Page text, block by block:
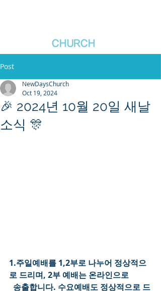
CHURCH
Post
🎉 2024년 10월 20일 새날
소식 🎊
NewDaysChurch
Oct 19, 2024
1.주일예배를 1,2부로 나누어 정상적으
로 드리며, 2부 예배는 온라인으로
송출합니다. 수요예배도 정상적으로 드